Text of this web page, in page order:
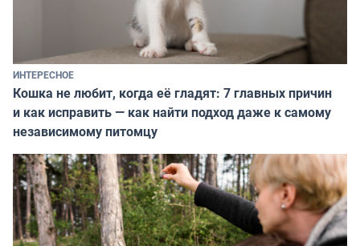
ИНТЕРЕСНОЕ
Кошка не любит, когда её гладят: 7 главных причин
и как исправить — как найти подход даже к самому
независимому питомцу